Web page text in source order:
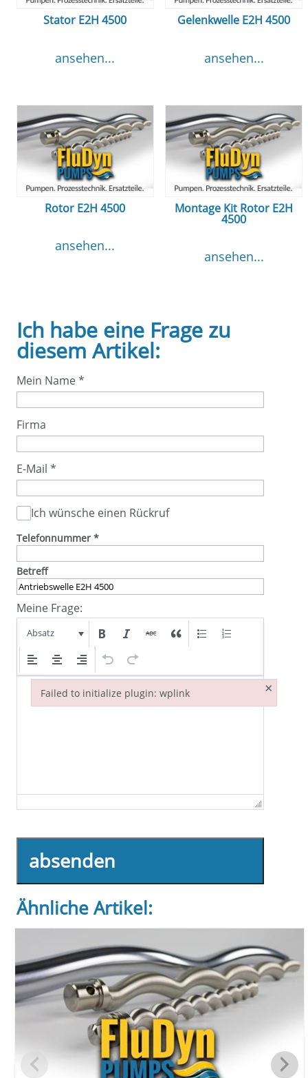
Stator E2H 4500
ansehen...
Gelenkwelle E2H 4500
ansehen...
Rotor E2H 4500
ansehen...
Montage Kit Rotor E2H
4500
ansehen...
Ich habe eine Frage zu
diesem Artikel:
Mein Name*
Firma
E-Mail *
Ich wünsche einen Rückruf
Telefonnummer *
Betreff
Meine Frage:
Absatz
absenden
Ähnliche Artikel:
Failed to initialize plugin: wplink ×
Failed to initialize plugin: wplink